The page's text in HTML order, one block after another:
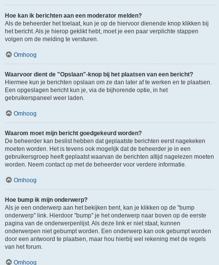
Hoe kan ik berichten aan een moderator melden?
Als de beheerder het toelaat, kun je op de hiervoor dienende knop klikken bij
het bericht. Als je hierop geklikt hebt, moet je een paar verplichte stappen
volgen om de melding te versturen.
Omhoog
Waarvoor dient de "Opslaan"-knop bij het plaatsen van een bericht?
Hiermee kun je berichten opslaan om ze dan later af te werken en te plaatsen.
Een opgeslagen bericht kun je, via de bijhorende optie, in het
gebruikerspaneel weer laden.
Omhoog
Waarom moet mijn bericht goedgekeurd worden?
De beheerder kan beslist hebben dat geplaatste berichten eerst nagekeken
moeten worden. Het is tevens ook mogelijk dat de beheerder je in een
gebruikersgroep heeft geplaatst waarvan de berichten altijd nagelezen moeten
worden. Neem contact op met de beheerder voor verdere informatie.
Omhoog
Hoe bump ik mijn onderwerp?
Als je een onderwerp aan het bekijken bent, kan je klikken op de "bump
onderwerp" link. Hierdoor "bump" je het onderwerp naar boven op de eerste
pagina van de onderwerpenlijst. Als deze link er niet staat, kunnen
onderwerpen niet gebumpt worden. Een onderwerp kan ook gebumpt worden
door een antwoord te plaatsen, maar hou hierbij wel rekening met de regels
van het forum.
Omhoog